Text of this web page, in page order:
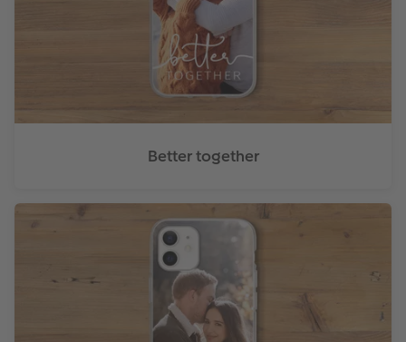
Accessoires
Better together